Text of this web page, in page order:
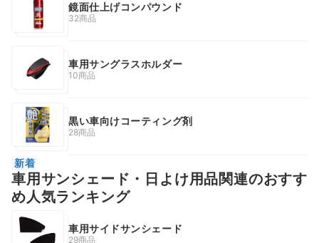
鏡面仕上げコンパウンド
32商品
車用サングラスホルダー
10商品
黒い車向けコーティング剤
28商品
新着
車用サンシェード・日よけ用品関連のおすす
め人気ランキング
車用サイドサンシェード
29商品